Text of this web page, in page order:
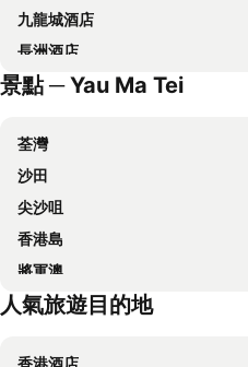
香港珀麗酒店
Harbour Plaza North Point
冠藍軒(鴨脷洲)
富薈馬頭圍酒店
Silka Tsuen Wan, Hong Kong
Hotel Ease Access Tsuen Wan
Nina Hotel Kowloon East
香港銅鑼灣迷你酒店
君立酒店
九龍城酒店
長洲酒店
景點 ─ Yau Ma Tei
荃灣
沙田
尖沙咀
香港島
將軍澳
Mong Kok Metro Station
人氣旅遊目的地
香港酒店